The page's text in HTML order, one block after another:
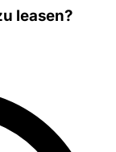
leasen?